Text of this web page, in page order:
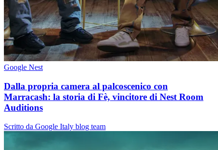
Google Nest
Dalla propria camera al palcoscenico con
Marracash: la storia di Fè, vincitore di Nest Room
Auditions
Scritto da Google Italy blog team